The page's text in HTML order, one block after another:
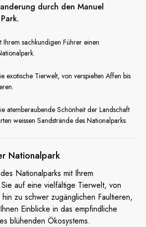
durch den Manuel
Ihrem sachkundigen Führer einen
exotische Tierwelt, von verspielten Affen bis
atemberaubende Schönheit der Landschaft
weissen Sandstrände des Nationalparks.
Nationalpark
Nationalparks mit Ihrem
auf eine vielfältige Tierwelt, von
zu schwer zugänglichen Faultieren,
Einblicke in das empfindliche
blühenden Ökosystems.